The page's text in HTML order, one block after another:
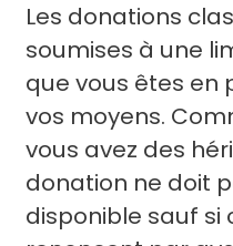
Les donations
soumises à une
que vous êtes en
vos moyens.
vous avez des
donation ne doit
disponible sauf si